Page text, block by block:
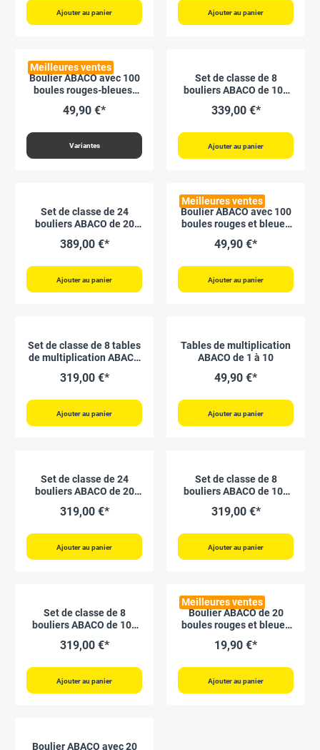
Ajouter au panier Ajouter au panier
Meilleures ventes
Boulier ABACO avec 100
boules rouges-bleues-
49,90 €*
Variantes
Set de classe de 8
bouliers ABACO de 100
bleues-grises
339,00 €*
Ajouter au panier
Set de classe de 24
bouliers ABACO de 20
bleues-grises
389,00 €*
Ajouter au panier
Meilleures ventes
Boulier ABACO avec 100
boules rouges et bleues
à 100
49,90 €*
Ajouter au panier
Set de classe de 8 tables
de multiplication ABACO
319,00 €*
Ajouter au panier
Tables de multiplication
ABACO de 1 à 10
49,90 €*
Ajouter au panier
Set de classe de 24
bouliers ABACO de 20
non imprimées
319,00 €*
Ajouter au panier
Set de classe de 8
bouliers ABACO de 100
imprimées des chiffres 1
319,00 €*
Ajouter au panier
Set de classe de 8
bouliers ABACO de 100
non imprimées
319,00 €*
Ajouter au panier
Meilleures ventes
Boulier ABACO de 20
boules rouges et bleues
à 20
19,90 €*
Ajouter au panier
Boulier ABACO avec 20